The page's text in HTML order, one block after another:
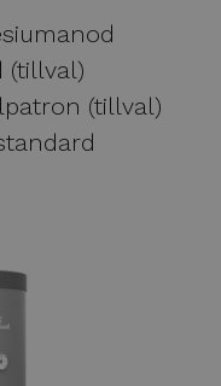
(tillval)
(tillval)